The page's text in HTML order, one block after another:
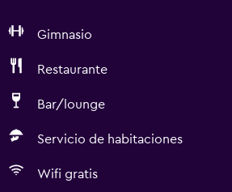
Gimnasio
Restaurante
Bar/lounge
Servicio de habitaciones
Wifi gratis